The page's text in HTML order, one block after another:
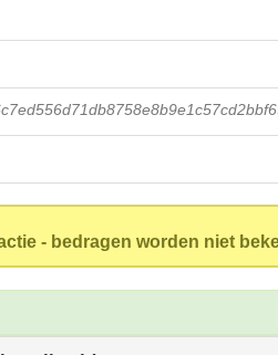
- bedragen worden niet